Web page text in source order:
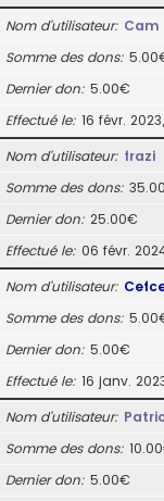
Nom d’utilisateur Cam
Somme des dons
Dernier don 5.00€
Effectué le 16 févr. 2023,
Nom d’utilisateur frazi
Somme des dons
Dernier don 25.00€
Effectué le 06 févr.
Nom d’utilisateur
Somme des dons
Dernier don 5.00€
Effectué le 16 janv.
Nom d’utilisateur
Somme des dons
Dernier don 5.00€